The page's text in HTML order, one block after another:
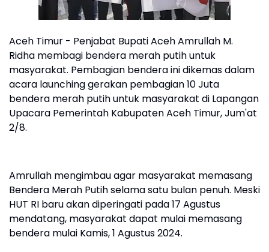
Aceh Timur - Penjabat Bupati Aceh Amrullah M.
Ridha membagi bendera merah putih untuk
masyarakat. Pembagian bendera ini dikemas dalam
acara launching gerakan pembagian 10 Juta
bendera merah putih untuk masyarakat di Lapangan
Upacara Pemerintah Kabupaten Aceh Timur, Jum'at
2/8.
Amrullah mengimbau agar masyarakat memasang
Bendera Merah Putih selama satu bulan penuh. Meski
HUT RI baru akan diperingati pada 17 Agustus
mendatang, masyarakat dapat mulai memasang
bendera mulai Kamis, 1 Agustus 2024.